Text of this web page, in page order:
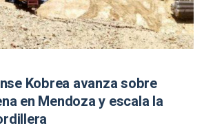
Kobrea avanza sobre
en Mendoza y escala la